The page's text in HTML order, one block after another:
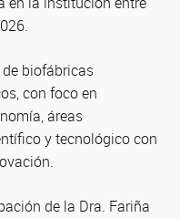
biofábricas
con foco en
áreas
y tecnológico con
de la Dra. Fariña